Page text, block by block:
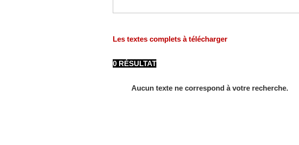
Les textes complets à télécharger
0 RÉSULTAT
Aucun texte ne correspond à votre recherche.